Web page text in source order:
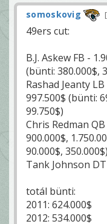
somoskovig
49ers cut:
B.J. Askew FB -
(bünti: 380.000$,
Rashad Jeanty
997.500$ (bünti:
99.750$)
Chris Redman
900.000$,
90.000$, 350.000$)
Tank Johnson
totál bünti:
2011: 624.000$
2012: 534.000$